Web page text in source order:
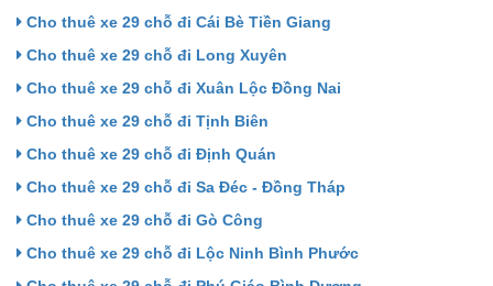
Cho thuê xe 29 chỗ đi Cái Bè Tiền Giang
Cho thuê xe 29 chỗ đi Long Xuyên
Cho thuê xe 29 chỗ đi Xuân Lộc Đồng Nai
Cho thuê xe 29 chỗ đi Tịnh Biên
Cho thuê xe 29 chỗ đi Định Quán
Cho thuê xe 29 chỗ đi Sa Đéc - Đồng Tháp
Cho thuê xe 29 chỗ đi Gò Công
Cho thuê xe 29 chỗ đi Lộc Ninh Bình Phước